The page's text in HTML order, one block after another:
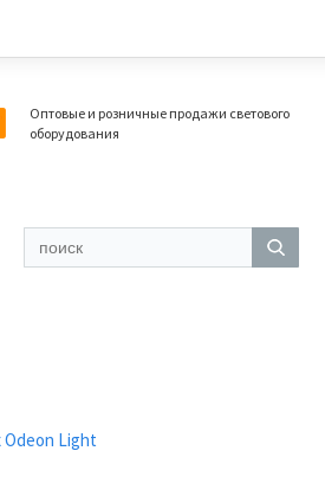
Оптовые и розничные продажи светового
оборудования
Light